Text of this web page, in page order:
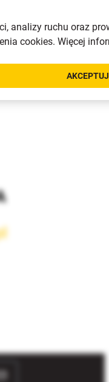
analizy ruchu oraz
cookies. Więcej